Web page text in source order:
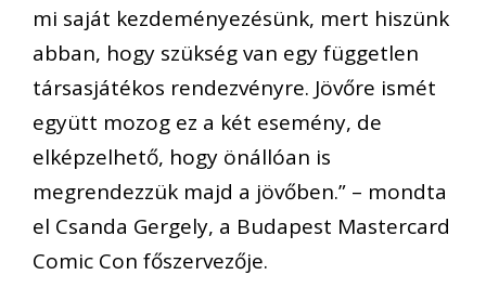
mi saját kezdeményezésünk, mert hiszünk
abban, hogy szükség van egy független
társasjátékos rendezvényre. Jövőre ismét
együtt mozog ez a két esemény, de
elképzelhető, hogy önállóan is
megrendezzük majd a jövőben.” – mondta
el Csanda Gergely, a Budapest Mastercard
Comic Con főszervezője.